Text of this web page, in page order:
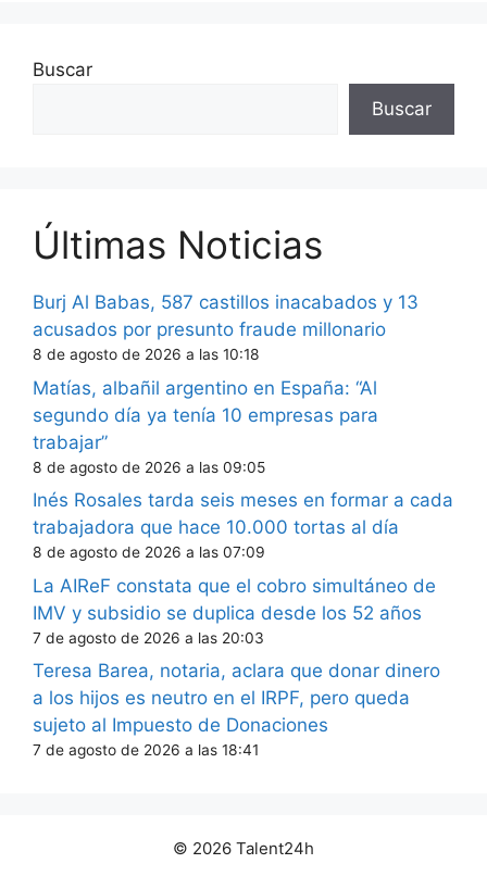
Buscar
Buscar
Últimas Noticias
Burj Al Babas, 587 castillos inacabados y 13
acusados por presunto fraude millonario
8 de agosto de 2026 a las 10:18
Matías, albañil argentino en España: “Al
segundo día ya tenía 10 empresas para
trabajar”
8 de agosto de 2026 a las 09:05
Inés Rosales tarda seis meses en formar a cada
trabajadora que hace 10.000 tortas al día
8 de agosto de 2026 a las 07:09
La AIReF constata que el cobro simultáneo de
IMV y subsidio se duplica desde los 52 años
7 de agosto de 2026 a las 20:03
Teresa Barea, notaria, aclara que donar dinero
a los hijos es neutro en el IRPF, pero queda
sujeto al Impuesto de Donaciones
7 de agosto de 2026 a las 18:41
© 2026 Talent24h